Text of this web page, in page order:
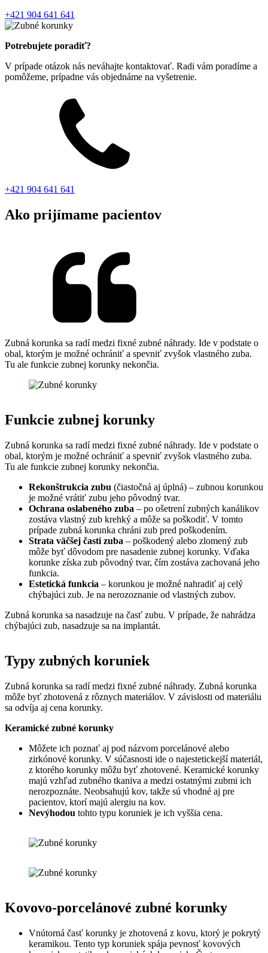
+421 904 641 641
Potrebujete poradiť?
V prípade otázok nás neváhajte kontaktovať. Radi vám poradíme a
pomôžeme, prípadne vás objednáme na vyšetrenie.
+421 904 641 641
Ako prijímame pacientov
Zubná korunka sa radí medzi fixné zubné náhrady. Ide v podstate o
obal, ktorým je možné ochrániť a spevniť zvyšok vlastného zuba.
Tu ale funkcie zubnej korunky nekončia.
Funkcie zubnej korunky
Zubná korunka sa radí medzi fixné zubné náhrady. Ide v podstate o
obal, ktorým je možné ochrániť a spevniť zvyšok vlastného zuba.
Tu ale funkcie zubnej korunky nekončia.
Rekonštrukcia zubu (čiastočná aj úplná) – zubnou korunkou
je možné vrátiť zubu jeho pôvodný tvar.
Ochrana oslabeného zuba – po ošetrení zubných kanálikov
zostáva vlastný zub krehký a môže sa poškodiť. V tomto
prípade zubná korunka chráni zub pred poškodením.
Strata väčšej časti zuba – poškodený alebo zlomený zub
môže byť dôvodom pre nasadenie zubnej korunky. Vďaka
korunke získa zub pôvodný tvar, čím zostáva zachovaná jeho
funkcia.
Estetická funkcia – korunkou je možné nahradiť aj celý
chýbajúci zub. Je na nerozoznanie od vlastných zubov.
Zubná korunka sa nasadzuje na časť zubu. V prípade, že nahrádza
chýbajúci zub, nasadzuje sa na implantát.
Typy zubných koruniek
Zubná korunka sa radí medzi fixné zubné náhrady. Zubná korunka
môže byť zhotovená z rôznych materiálov. V závislosti od materiálu
sa odvíja aj cena korunky.
Keramické zubné korunky
Môžete ich poznať aj pod názvom porcelánové alebo
zirkónové korunky. V súčasnosti ide o najestetickejší materiál,
z ktorého korunky môžu byť zhotovené. Keramické korunky
majú vzhľad zubného tkaniva a medzi ostatnými zubmi ich
nerozpoznáte. Neobsahujú kov, takže sú vhodné aj pre
pacientov, ktorí majú alergiu na kov.
Nevýhodou tohto typu koruniek je ich vyššia cena.
Kovovo-porcelánové zubné korunky
Vnútorná časť korunky je zhotovená z kovu, ktorý je pokrytý
keramikou. Tento typ koruniek spája pevnosť kovových